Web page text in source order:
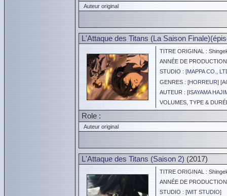
Auteur original
L'Attaque des Titans (La Saison
TITRE ORIGINAL :
ANNÉE DE
STUDIO : [MAPPA CO.,
GENRES : [HORREUR] [
AUTEUR : [ISAYAMA
VOLUMES, TYPE &
Role :
Auteur original
L'Attaque des Titans (Saison 2) (2017)
TITRE ORIGINAL :
ANNÉE DE
STUDIO : [WIT STUDIO]